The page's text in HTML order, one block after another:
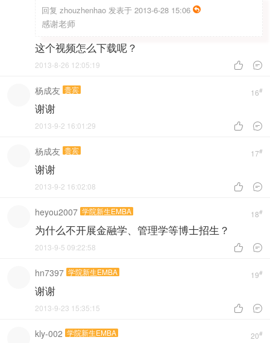
回复 zhouzhenhao 发表于 2013-6-28 15:06
感谢老师
这个视频怎么下载呢？
 
2013-8-26 12:05:19
16#
杨成友 贵宾
谢谢
 
2013-9-2 16:01:29
17#
杨成友 贵宾
谢谢
 
2013-9-2 16:02:08
18#
heyou2007 学院新生EMBA
为什么不开展金融学、管理学等博士招生？
 
2013-9-5 09:22:58
19#
hn7397 学院新生EMBA
谢谢
 
2013-9-23 15:35:15
20#
kly-002 学院新生EMBA